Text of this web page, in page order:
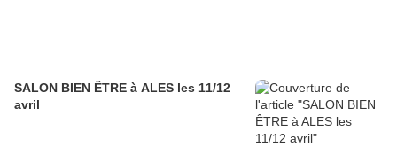
SALON BIEN ÊTRE à ALES les 11/12
avril